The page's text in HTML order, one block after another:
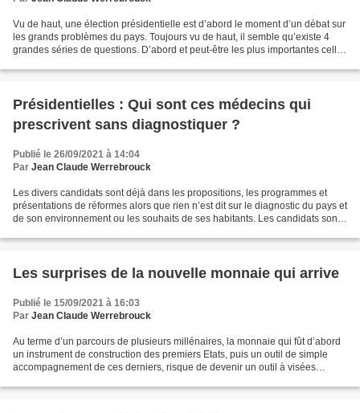
Vu de haut, une élection présidentielle est d’abord le moment d’un débat sur
les grands problèmes du pays. Toujours vu de haut, il semble qu’existe 4
grandes séries de questions. D’abord et peut-être les plus importantes celles
Présidentielles : Qui sont ces médecins qui
prescrivent sans diagnostiquer ?
Publié le 26/09/2021 à 14:04
Par Jean Claude Werrebrouck
Les divers candidats sont déjà dans les propositions, les programmes et
présentations de réformes alors que rien n’est dit sur le diagnostic du pays et
de son environnement ou les souhaits de ses habitants. Les candidats sont
Les surprises de la nouvelle monnaie qui arrive
Publié le 15/09/2021 à 16:03
Par Jean Claude Werrebrouck
Au terme d’un parcours de plusieurs millénaires, la monnaie qui fût d’abord
un instrument de construction des premiers Etats, puis un outil de simple
accompagnement de ces derniers, risque de devenir un outil à visées